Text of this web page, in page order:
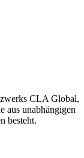
CLA Global,
aus unabhängigen
besteht.